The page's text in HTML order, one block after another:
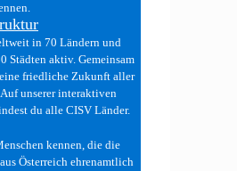
in 70 Ländern und
Städten aktiv. Gemeinsam
friedliche Zukunft aller
unserer interaktiven
du alle CISV Länder.
kennen, die die
Österreich ehrenamtlich